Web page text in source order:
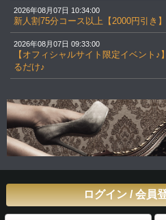
新人割75分コース以上【2000円引き】
2026年08月07日 10:34:00
【オフィシャルサイト限定イベント
るだけ♪
2026年08月07日 09:33:00
ログイン / 会員